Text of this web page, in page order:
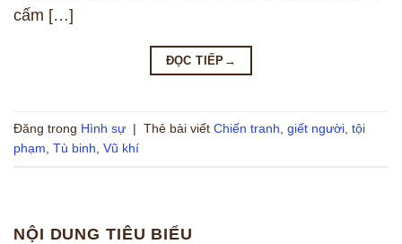
cấm […]
ĐỌC TIẾP →
Đăng trong Hình sự | Thẻ bài viết Chiến tranh giết người tội
phạm Tù binh Vũ khí
NỘI DUNG TIÊU BIỂU